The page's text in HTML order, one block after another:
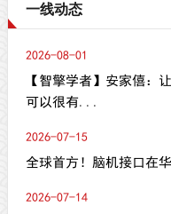
一线动态
2026-08-01
【智擎学者】安家僖：
可以很有...
2026-07-15
全球首方！脑机接口在
2026-07-14